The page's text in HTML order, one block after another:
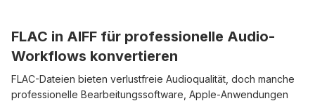
FLAC in AIFF für professionelle Audio-
Workflows konvertieren
FLAC-Dateien bieten verlustfreie Audioqualität, doch manche
professionelle Bearbeitungssoftware, Apple-Anwendungen